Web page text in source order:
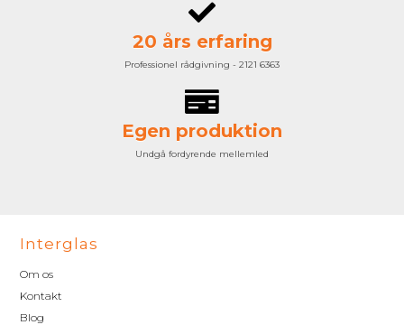
20 års erfaring
Professionel rådgivning - 2121 6363
Egen produktion
Undgå fordyrende mellemled
Interglas
Om os
Kontakt
Blog